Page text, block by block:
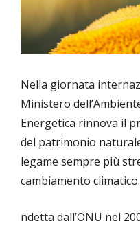
Nella giornata
Ministero
Energetica rinnova il
del patrimonio
legame sempre più
cambiamento climatico.
ndetta dall’ONU nel